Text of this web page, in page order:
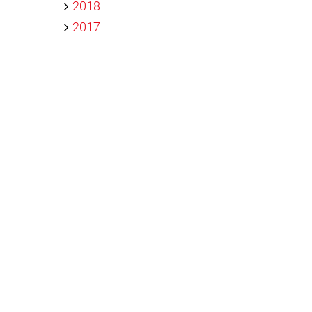
2018
2017